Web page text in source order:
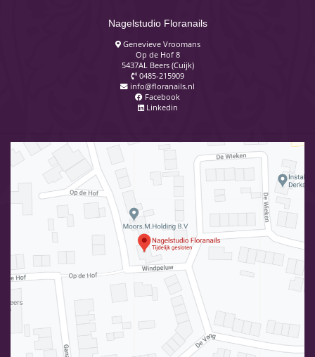
Nagelstudio Floranails
Genevieve Vroomans
Op de Hof 8
5437AL Beers (Cuijk)
0485-215909
info@floranails.nl
Facebook
Linkedin